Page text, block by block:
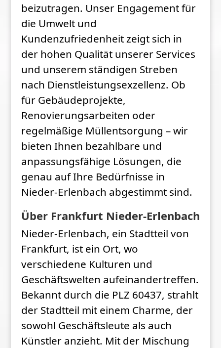
beizutragen. Unser Engagement für
die Umwelt und
Kundenzufriedenheit zeigt sich in
der hohen Qualität unserer Services
und unserem ständigen Streben
nach Dienstleistungsexzellenz. Ob
für Gebäudeprojekte,
Renovierungsarbeiten oder
regelmäßige Müllentsorgung – wir
bieten Ihnen bezahlbare und
anpassungsfähige Lösungen, die
genau auf Ihre Bedürfnisse in
Nieder-Erlenbach abgestimmt sind.
Über Frankfurt Nieder-Erlenbach
Nieder-Erlenbach, ein Stadtteil von
Frankfurt, ist ein Ort, wo
verschiedene Kulturen und
Geschäftswelten aufeinandertreffen.
Bekannt durch die PLZ 60437, strahlt
der Stadtteil mit einem Charme, der
sowohl Geschäftsleute als auch
Künstler anzieht. Mit der Mischung